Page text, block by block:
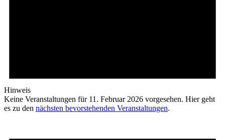
Hinweis
Keine Veranstaltungen für 11. Februar 2026 vorgesehen. Hier geht
es zu den nächsten bevorstehenden Veranstaltungen.